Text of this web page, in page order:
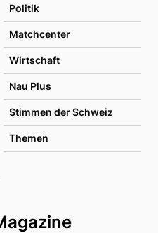
Politik
Matchcenter
Wirtschaft
Nau Plus
Stimmen der Schweiz
Themen